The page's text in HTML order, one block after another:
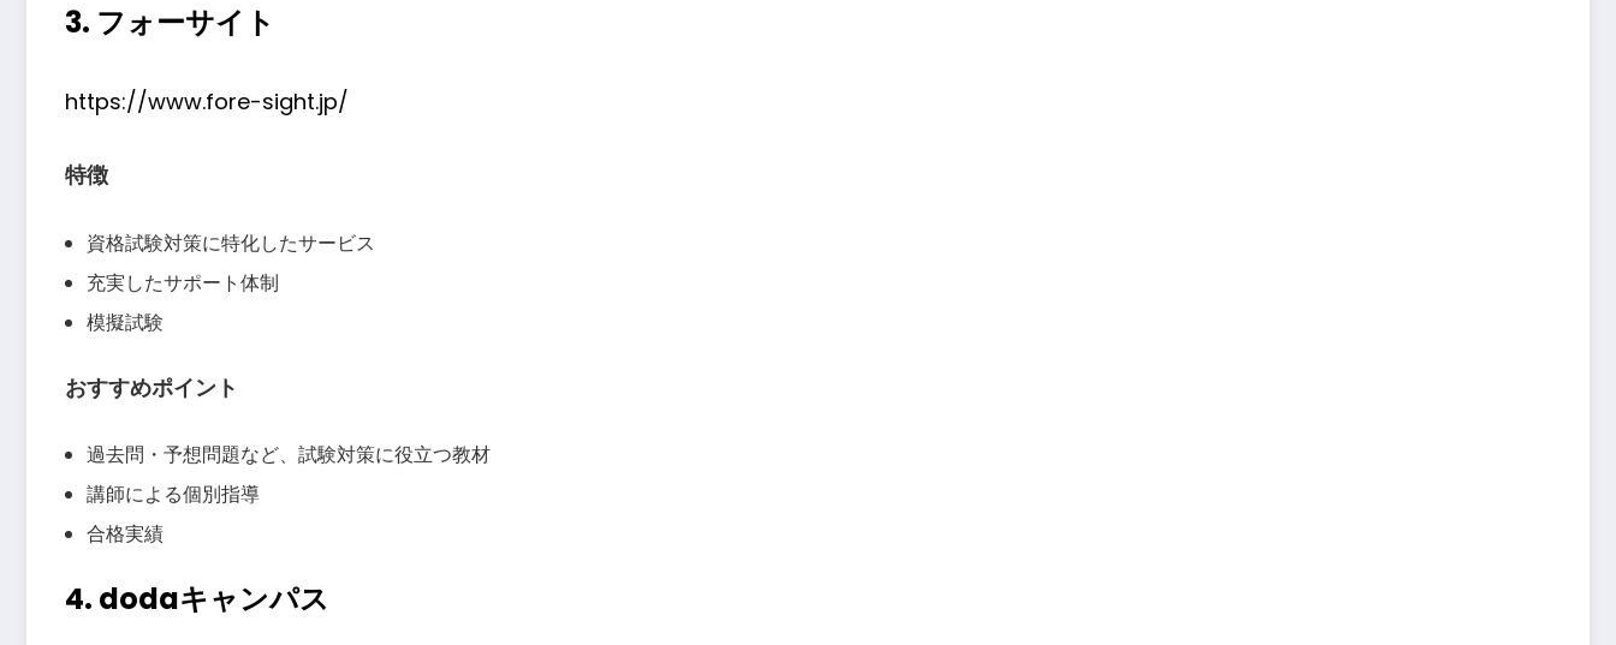
3. フォーサイト
https://www.fore-sight.jp/
特徴
資格試験対策に特化したサービス
充実したサポート体制
模擬試験
おすすめポイント
過去問・予想問題など、試験対策に役立つ教材
講師による個別指導
合格実績
4. dodaキャンパス